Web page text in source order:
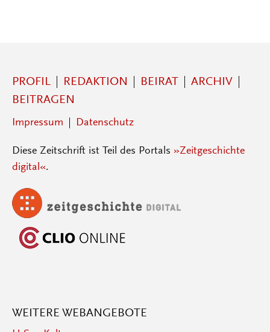
PROFIL REDAKTION BEIRAT
ARCHIV
BEITRAGEN
Impressum Datenschutz
Diese Zeitschrift ist Teil des Portals »Zeitgeschichte
digital«.
WEITERE WEBANGEBOTE